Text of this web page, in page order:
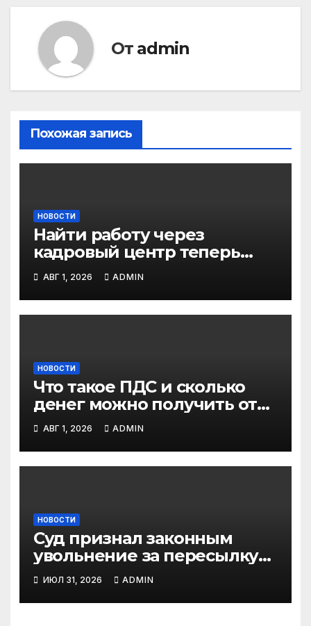
От admin
Похожая запись
НОВОСТИ
Найти работу через
кадровый центр теперь
можно в два раза быстрее
АВГ 1, 2026 ADMIN
НОВОСТИ
Что такое ПДС и сколько
денег можно получить от
государства?
АВГ 1, 2026 ADMIN
НОВОСТИ
Суд признал законным
увольнение за пересылку
рабочих файлов на личную
почту
ИЮЛ 31, 2026 ADMIN